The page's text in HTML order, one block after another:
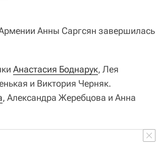
Анны Саргсян завершилась
Анастасия Боднарук, Лея
и Виктория Черняк.
, Александра Жеребцова и Анна